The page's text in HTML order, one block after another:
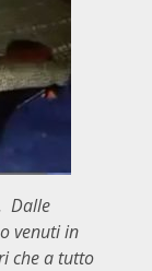
Dalle
venuti in
che a tutto